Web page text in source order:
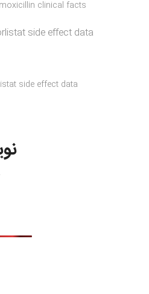
clinical facts
side effect data
side effect data